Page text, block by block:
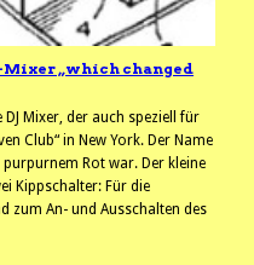
Mixer „which changed
DJ Mixer, der auch speziell für
Club“ in New York. Der Name
Rot war. Der kleine
Kippschalter: Für die
zum An- und Ausschalten des